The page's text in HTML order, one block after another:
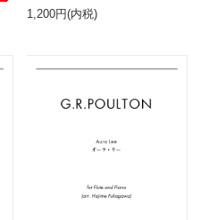
1,200円(内税)